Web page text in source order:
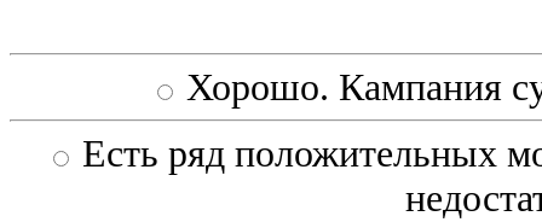
Хорошо. Кампания
Есть ряд положительных